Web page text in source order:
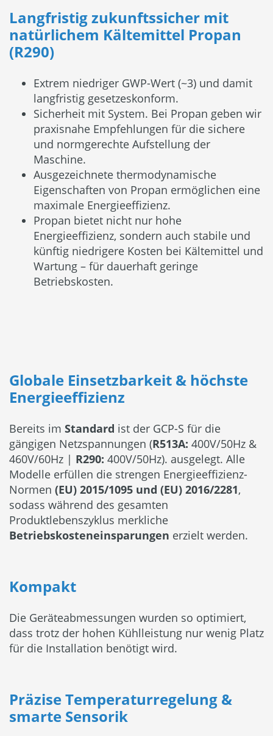
Langfristig zukunftssicher mit
natürlichem Kältemittel Propan
(R290)
Extrem niedriger GWP-Wert (~3) und damit
langfristig gesetzeskonform.
Sicherheit mit System. Bei Propan geben wir
praxisnahe Empfehlungen für die sichere
und normgerechte Aufstellung der
Maschine.
Ausgezeichnete thermodynamische
Eigenschaften von Propan ermöglichen eine
maximale Energieeffizienz.
Propan bietet nicht nur hohe
Energieeffizienz, sondern auch stabile und
künftig niedrigere Kosten bei Kältemittel und
Wartung – für dauerhaft geringe
Betriebskosten.
Globale Einsetzbarkeit & höchste
Energieeffizienz
Bereits im Standard ist der GCP-S für die
gängigen Netzspannungen (R513A: 400V/50Hz &
460V/60Hz | R290: 400V/50Hz). ausgelegt. Alle
Modelle erfüllen die strengen Energieeffizienz-
Normen (EU) 2015/1095 und (EU) 2016/2281,
sodass während des gesamten
Produktlebenszyklus merkliche
Betriebskosteneinsparungen erzielt werden.
Kompakt
Die Geräteabmessungen wurden so optimiert,
dass trotz der hohen Kühlleistung nur wenig Platz
für die Installation benötigt wird.
Präzise Temperaturregelung &
smarte Sensorik